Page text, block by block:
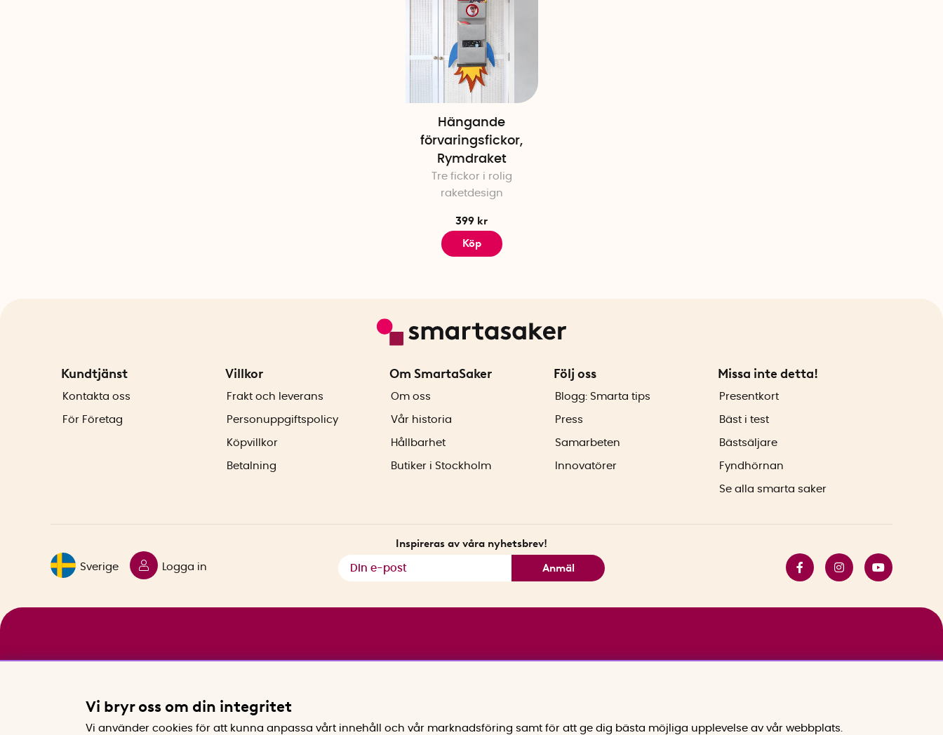
Hängande
förvaringsfickor,
Rymdraket
Tre fickor i rolig
raketdesign
399 kr
Köp
Kundtjänst
Kontakta oss
För Företag
Villkor
Frakt och leverans
Personuppgiftspolicy
Köpvillkor
Betalning
Om SmartaSaker
Om oss
Vår historia
Hållbarhet
Butiker i Stockholm
Följ oss
Blogg: Smarta tips
Press
Samarbeten
Innovatörer
Missa inte detta!
Presentkort
Bäst i test
Bästsäljare
Fyndhörnan
Se alla smarta saker
Sverige Logga in
Inspireras av våra nyhetsbrev!
Anmäl
Vi bryr oss om din integritet
Vi använder cookies för att kunna anpassa vårt innehåll och vår marknadsföring samt för att ge dig bästa möjliga upplevelse av vår webbplats.